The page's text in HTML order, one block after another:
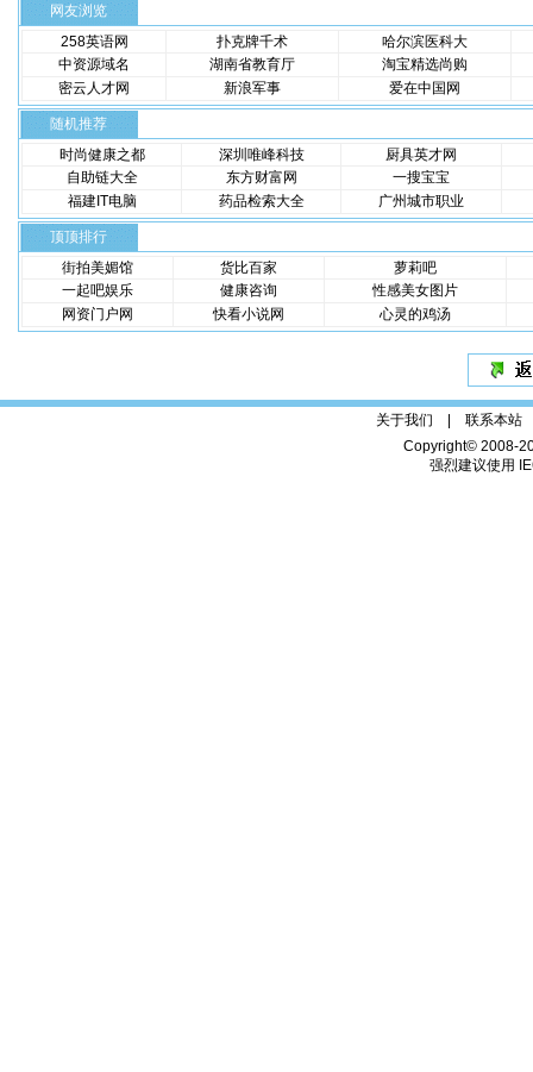
网友浏览
258英语网
扑克牌千术
哈尔滨医科大
中资源域名
湖南省教育厅
淘宝精选尚购
密云人才网
新浪军事 爱在中国网
随机推荐
时尚健康之都
深圳唯峰科技
厨具英才网
自助链大全
东方财富网
一搜宝宝
福建IT电脑
药品检索大全 广州城市职业
顶顶排行
街拍美媚馆
货比百家
萝莉吧
一起吧娱乐
健康咨询
性感美女图片
网资门户网
快看小说网 心灵的鸡汤
关于我们 | 联系本站
Copyright© 2008-
强烈建议使用